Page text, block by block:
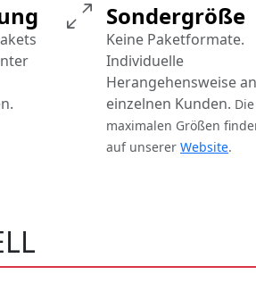
Sondergröße
Keine Paketformate.
Individuelle
Herangehensweise
einzelnen Kunden. Die
maximalen Größen
auf unserer Website.